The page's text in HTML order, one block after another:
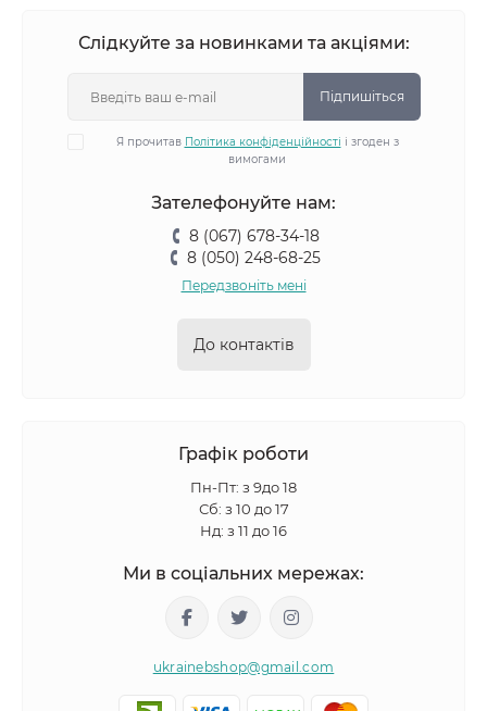
Слідкуйте за новинками та акціями:
Підпишіться
Я прочитав Політика конфіденційності і згоден з
вимогами
Зателефонуйте нам:
8 (067) 678-34-18
8 (050) 248-68-25
Передзвоніть мені
До контактів
Графік роботи
Пн-Пт: з 9до 18
Сб: з 10 до 17
Нд: з 11 до 16
Ми в соціальних мережах:
ukrainebshop@gmail.com